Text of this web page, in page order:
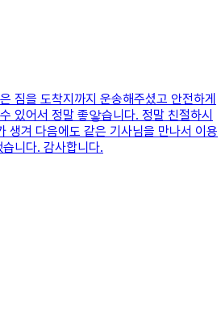
짐을 도착지까지 운송해주셨고 안전하게
있어서 정말 좋앟습니다. 정말 친절하시
생겨 다음에도 같은 기사님을 만나서 이용
니다. 감사합니다.